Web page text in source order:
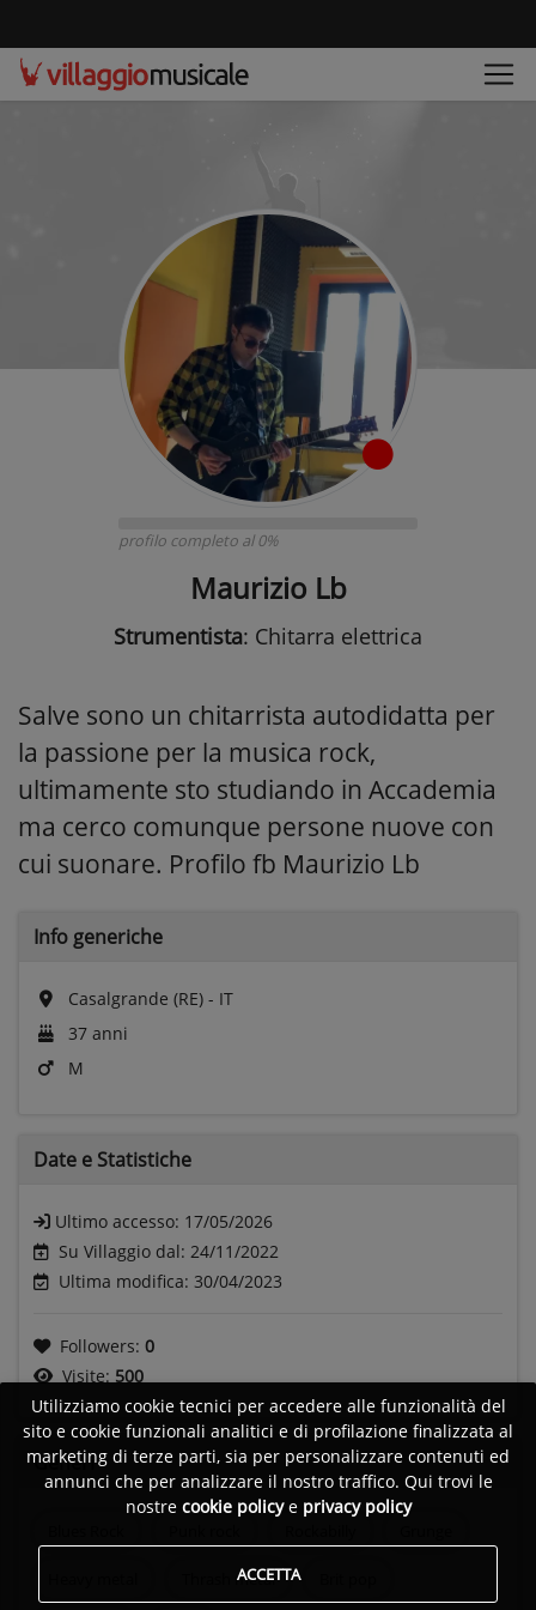
profilo completo al 0%
Maurizio Lb
Strumentista: Chitarra elettrica
Salve sono un chitarrista autodidatta per
la passione per la musica rock,
ultimamente sto studiando in Accademia
ma cerco comunque persone nuove con
cui suonare. Profilo fb Maurizio Lb
Info generiche
Casalgrande (RE) - IT
37 anni
M
Date e Statistiche
Ultimo accesso: 17/05/2026
Su Villaggio dal: 24/11/2022
Ultima modifica: 30/04/2023
Followers: 0
Visite: 500
Generi
Thrash metal
Utilizziamo cookie tecnici per accedere alle funzionalità del
sito e cookie funzionali analitici e di profilazione finalizzata al
marketing di terze parti, sia per personalizzare contenuti ed
annunci che per analizzare il nostro traffico. Qui trovi le
nostre cookie policye privacy policy
ACCETTA